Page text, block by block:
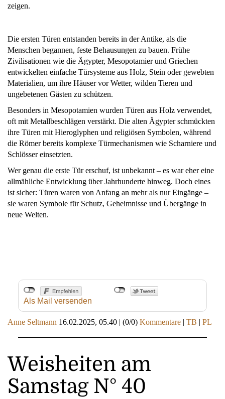
zeigen.
Die ersten Türen entstanden bereits in der Antike, als die
Menschen begannen, feste Behausungen zu bauen. Frühe
Zivilisationen wie die Ägypter, Mesopotamier und Griechen
entwickelten einfache Türsysteme aus Holz, Stein oder gewebten
Materialien, um ihre Häuser vor Wetter, wilden Tieren und
ungebetenen Gästen zu schützen.
Besonders in Mesopotamien wurden Türen aus Holz verwendet,
oft mit Metallbeschlägen verstärkt. Die alten Ägypterschmückten
ihre Türen mit Hieroglyphen und religiösen Symbolen, während
die Römerbereits komplexe Türmechanismen wie Scharniere und
Schlösser einsetzten.
Wer genau die erste Tür erschuf, ist unbekannt – es war eher eine
allmähliche Entwicklung über Jahrhunderte hinweg. Doch eines
ist sicher: Türen waren von Anfang an mehr als nur Eingänge –
sie waren Symbole für Schutz, Geheimnisse und Übergänge in
neue Welten.
Als Mail versenden
Anne Seltmann 16.02.2025, 05.40 | (0/0) Kommentare | TB | PL
Weisheiten am
Samstag N° 40